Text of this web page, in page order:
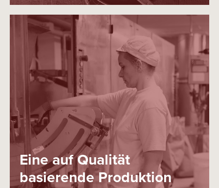
Eine auf Qualität
basierende Produktion